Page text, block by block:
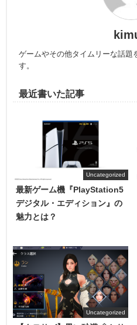
ゲームやその他タイムリーな話題
す。
最近書いた記事
Uncategorized
最新ゲーム機『PlayStation5
デジタル・エディション』の
魅力とは？
Uncategorized